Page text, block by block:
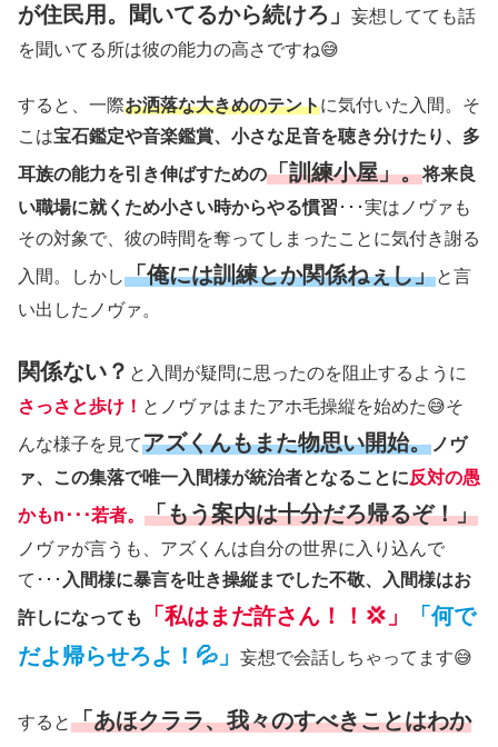
が住民用。聞いてるから続けろ」
妄想してても話
を聞いてる所は彼の能力の高さですね😅
すると、一際お洒落な大きめのテントに気付いた入間。そ
こは宝石鑑定や音楽鑑賞、小さな足音を聴き分けたり、多
耳族の能力を引き伸ばすための「訓練小屋」。将来良
い職場に就くため小さい時からやる慣習 ･･･実はノヴァも
その対象で、彼の時間を奪ってしまったことに気付き謝る
入間。しかし「俺には訓練とか関係ねぇし」と言
い出したノヴァ。
関係ない？ と入間が疑問に思ったのを阻止するように
さっさと歩け！ とノヴァはまたアホ毛操縦を始めた😅そ
んな様子を見てアズくんもまた物思い開始。 ノヴ
ァ、この集落で唯一入間様が統治者となることに反対の愚
かもn･･･若者。 「もう案内は十分だろ帰るぞ！」
ノヴァが言うも、アズくんは自分の世界に入り込んで
て･･･ 入間様に暴言を吐き操縦までした不敬、入間様はお
許しになっても
「私はまだ許さん！！💢」
「何で
だよ帰らせろよ！💦」
妄想で会話しちゃってます😅
すると「あほクララ、我々のすべきことはわか